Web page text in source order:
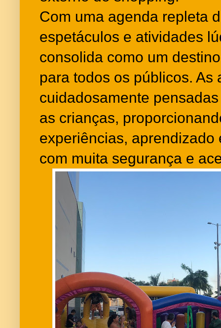
Com uma agenda repleta
espetáculos e atividades
consolida como um
para todos os públicos. As
cuidadosamente
as crianças,
experiências, aprendizado
com muita segurança e